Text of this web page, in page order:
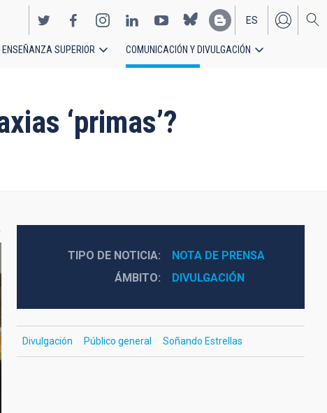
EN
ES
ENSEÑANZA SUPERIOR COMUNICACIÓN Y DIVULGACIÓN
‘primas’?
TIPO DE NOTICIA
NOTA DE PRENSA
ÁMBITO
DIVULGACIÓN
Divulgación Público general Soñando Estrellas